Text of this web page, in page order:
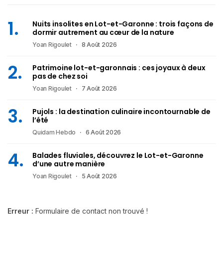
Nuits insolites en Lot-et-Garonne : trois façons de
dormir autrement au cœur de la nature
Yoan Rigoulet 8 Août 2026
Patrimoine lot-et-garonnais : ces joyaux à deux
pas de chez soi
Yoan Rigoulet 7 Août 2026
Pujols : la destination culinaire incontournable de
l’été
Quidam Hebdo 6 Août 2026
Balades fluviales, découvrez le Lot-et-Garonne
d’une autre manière
Yoan Rigoulet 5 Août 2026
Erreur : Formulaire de contact non trouvé !